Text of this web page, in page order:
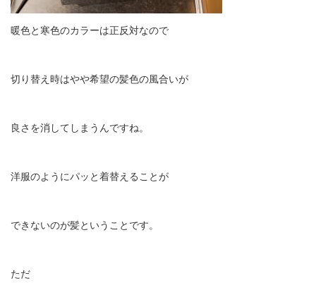
暖色と寒色のカラーは正反対なので
切り替え時はやや希望の髪色の風合いが
良さを消してしまうんですね。
洋服のようにパッと着替えることが
できないのが髪ということです。
ただ